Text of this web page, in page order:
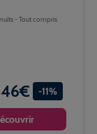
- Tout compris
-11%